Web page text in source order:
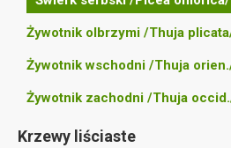
Żywotnik olbrzymi /Thuja
Żywotnik wschodni /Thuja
Żywotnik zachodni /Thuja
Krzewy liściaste